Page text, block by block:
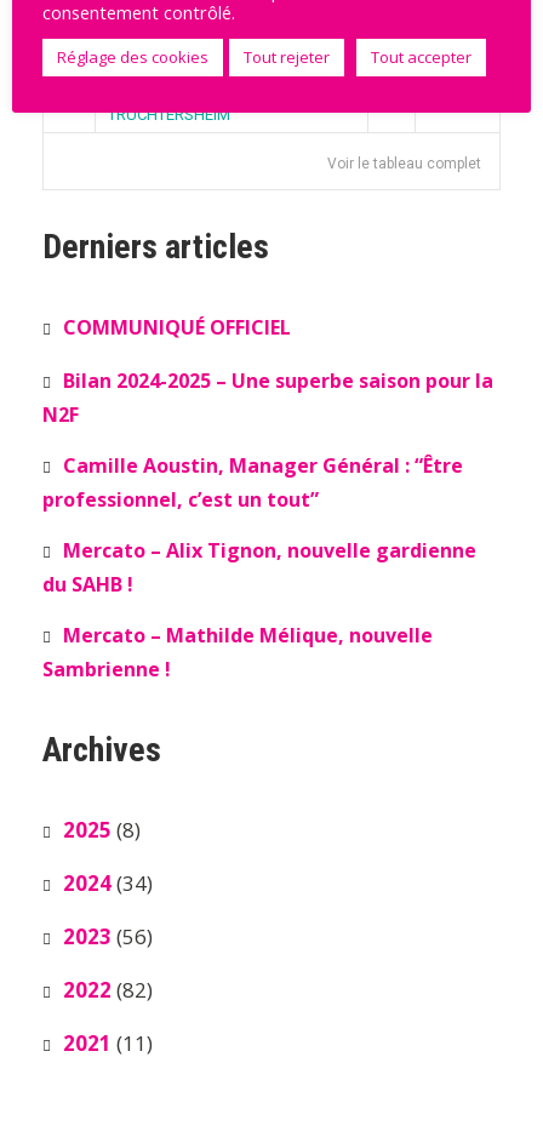
13 ST AMAND LES EAUX 51 14
TRUCHTERSHEIM
Voir le tableau complet
Derniers articles
COMMUNIQUÉ OFFICIEL
Bilan 2024-2025 – Une superbe saison pour la
N2F
Camille Aoustin, Manager Général : “Être
professionnel, c’est un tout”
Mercato – Alix Tignon, nouvelle gardienne
du SAHB !
Mercato – Mathilde Mélique, nouvelle
Sambrienne !
Archives
2025 (8)
2024(34)
2023 (56)
2022 (82)
2021 (11)
consentement contrôlé.
Réglage des cookies Tout rejeter Tout accepter